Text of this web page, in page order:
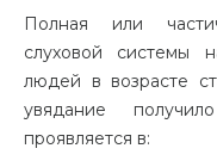
Полная или
слуховой системы
людей в возрасте
увядание
проявляется в: